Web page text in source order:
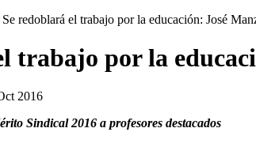
Se redoblará el trabajo por la educación: José
trabajo por la
2016
Sindical 2016 a profesores destacados